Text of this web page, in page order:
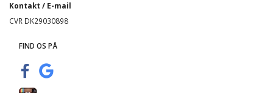
Kontakt / E-mail
CVR DK29030898
FIND OS PÅ